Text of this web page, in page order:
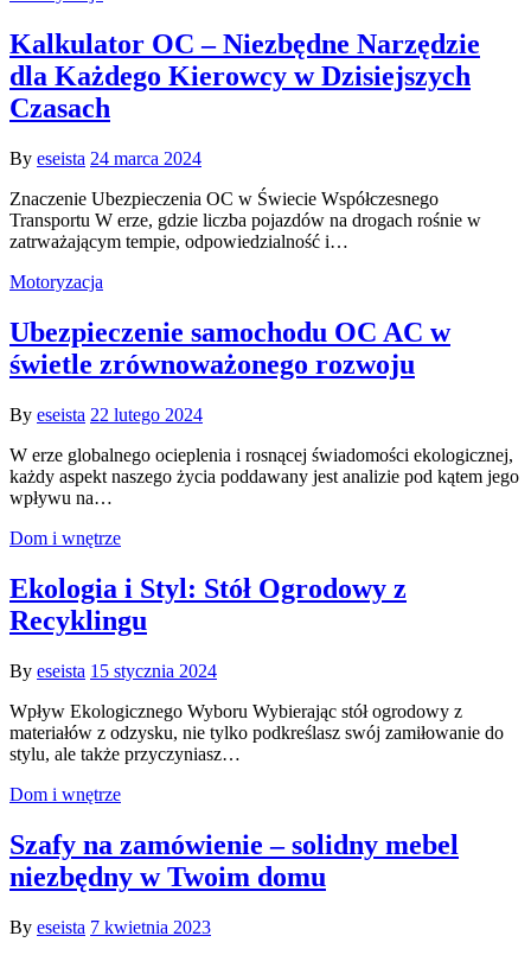
Kalkulator OC – Niezbędne Narzędzie
dla Każdego Kierowcy w Dzisiejszych
Czasach
By eseista 24 marca 2024
Znaczenie Ubezpieczenia OC w Świecie Współczesnego
Transportu W erze, gdzie liczba pojazdów na drogach rośnie w
zatrważającym tempie, odpowiedzialność i…
Motoryzacja
Ubezpieczenie samochodu OC AC w
świetle zrównoważonego rozwoju
By eseista 22 lutego 2024
W erze globalnego ocieplenia i rosnącej świadomości ekologicznej,
każdy aspekt naszego życia poddawany jest analizie pod kątem jego
wpływu na…
Dom i wnętrze
Ekologia i Styl: Stół Ogrodowy z
Recyklingu
By eseista 15 stycznia 2024
Wpływ Ekologicznego Wyboru Wybierając stół ogrodowy z
materiałów z odzysku, nie tylko podkreślasz swój zamiłowanie do
stylu, ale także przyczyniasz…
Dom i wnętrze
Szafy na zamówienie – solidny mebel
niezbędny w Twoim domu
By eseista 7 kwietnia 2023